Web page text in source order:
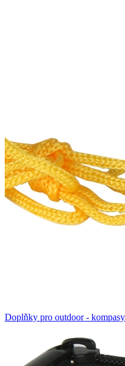
Doplňky pro outdoor -